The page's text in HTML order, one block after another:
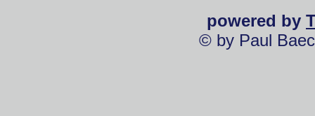
powered by
© by Paul